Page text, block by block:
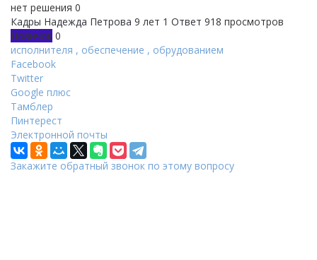
нет решения 0
Кадры Надежда Петрова 9 лет 1 Ответ 918 просмотров
Новичок 0
исполнителя , обеспечение , обрудованием
Facebook
Twitter
Google плюс
Тамблер
Пинтерест
Электронной почты
Закажите обратный звонок по этому вопросу